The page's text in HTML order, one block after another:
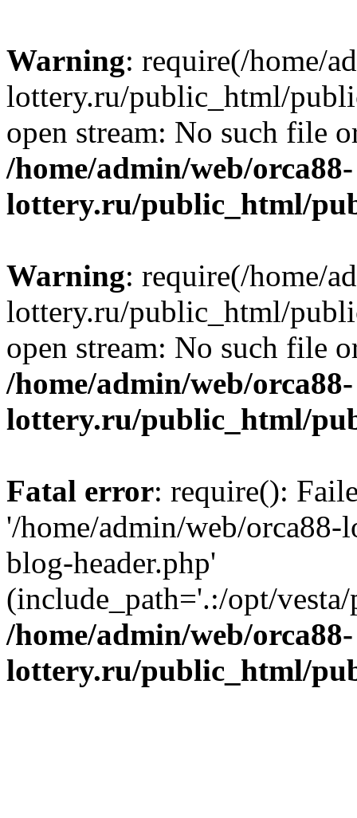
Warning: require(/home/
lottery.ru/public_html/
open stream: No such file
/home/admin/web/orca88-
lottery.ru/public_html/
Warning: require(/home/
lottery.ru/public_html/
open stream: No such file
/home/admin/web/orca88-
lottery.ru/public_html/
Fatal error: require():
'/home/admin/web/
blog-header.php'
(include_path='.:/opt/
/home/admin/web/orca88-
lottery.ru/public_html/